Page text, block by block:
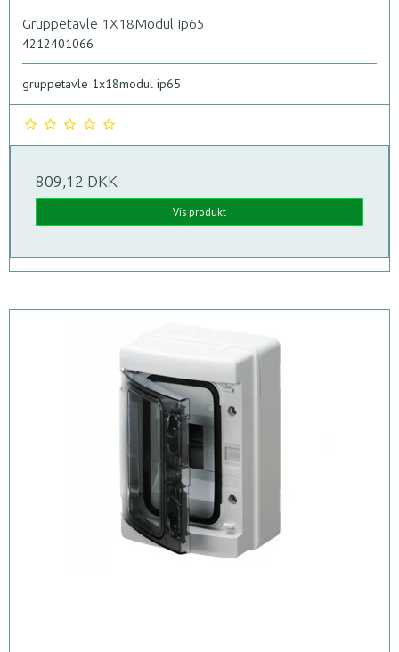
Gruppetavle 1X18Modul Ip65
4212401066
gruppetavle 1x18modul ip65
809,12 DKK
Vis produkt